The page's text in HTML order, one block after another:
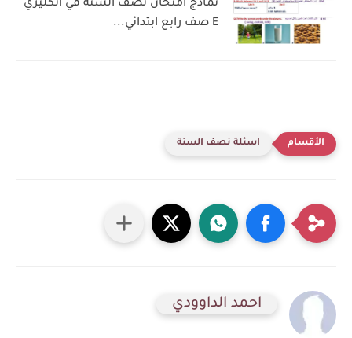
نماذج امتحان نصف السنه في انكليزي
E صف رابع ابتدائي...
اسئلة نصف السنة
احمد الداوودي